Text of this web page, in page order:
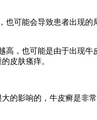
可能会导致患者出现
，也可能是由于出现
皮肤瘙痒。
的影响的，牛皮癣是